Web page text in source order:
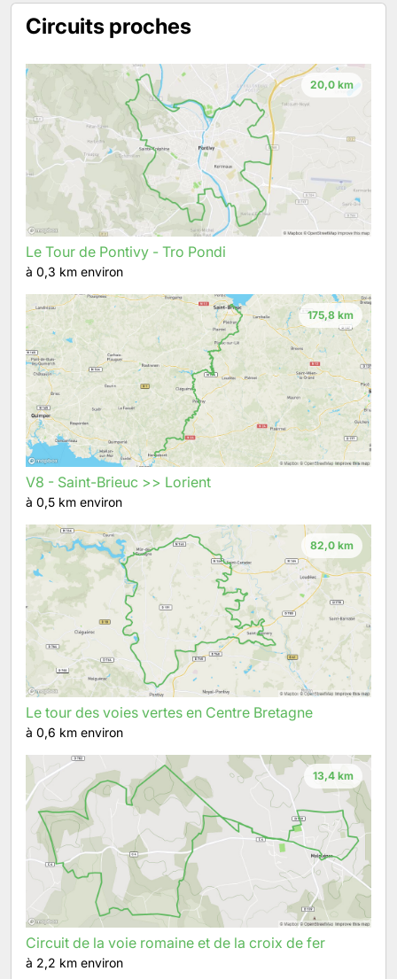
Circuits proches
20,0 km
Le Tour de Pontivy - Tro Pondi
à 0,3 km environ
175,8 km
V8 - Saint-Brieuc >> Lorient
à 0,5 km environ
82,0 km
Le tour des voies vertes en Centre Bretagne
à 0,6 km environ
13,4 km
Circuit de la voie romaine et de la croix de fer
à 2,2 km environ